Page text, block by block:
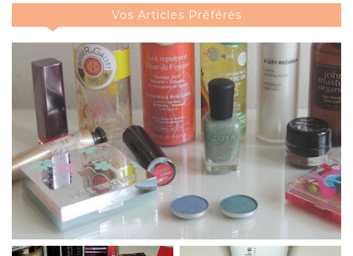
Vos Articles Préférés